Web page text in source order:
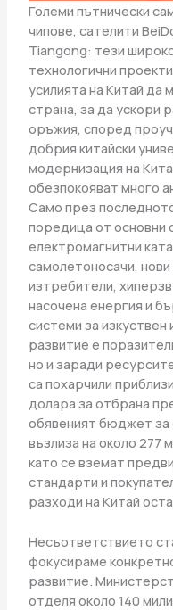
Големи пътнически
чипове, сателити
Tiangong: тези
технологични
усилията на Китай да
страна, за да ускори
оръжия, според
добрия китайски
модернизация на
обезпокояват много
Само през
поредица от основни
електромагнитни
самолетоносачи,
изтребители,
насочена енергия и
системи за
развитие е
но и заради
са похарчили
долара за отбрана
обявеният бюджет за
възлиза на около 277
като се вземат
стандарти и
разходи на Китай
Несъответствието
фокусираме
развитие.
отделя около 140